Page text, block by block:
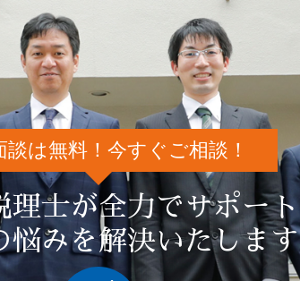
談は無料！今すぐご相談！
理士が全力でサポート
悩みを解決いたします